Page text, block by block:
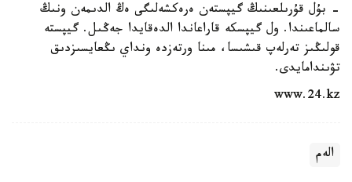
- بۇل قۇرىلعىنىڭ گيپستەن ەرەكشەلىگى ەڭ الدىمەن ونىڭ
سالماعىندا. ول گيپسكە قاراعاندا الدەقايدا جەڭىل. گيپستە
قولىڭىز تەرلەپ قىشىسا، مىنا ورتەزدە ونداي ىڭعايسىزدىق
تۋىندامايدى.
www.24.kz
الەم